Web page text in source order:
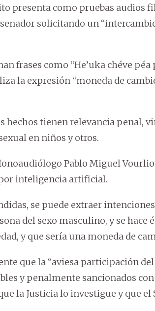
presenta como pruebas audios
solicitando un
frases como “He’uka chéve
la expresión “moneda de
hechos tienen relevancia penal,
en niños y otros.
Pablo Miguel
inteligencia artificial.
se puede extraer
del sexo masculino, y se hace
y que sería una moneda de
que la “aviesa participación del
y penalmente sancionados
la Justicia lo investigue y que el